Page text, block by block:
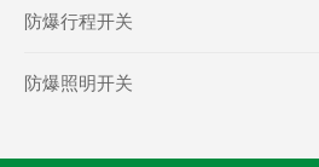
防爆行程开关
防爆照明开关